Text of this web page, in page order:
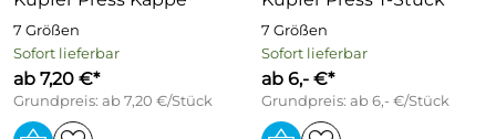
7 Größen
Sofort lieferbar
ab 7,20 €*
Grundpreis: ab 7,20 €/Stück
7 Größen
Sofort lieferbar
ab 6,- €*
Grundpreis: ab 6,- €/Stück